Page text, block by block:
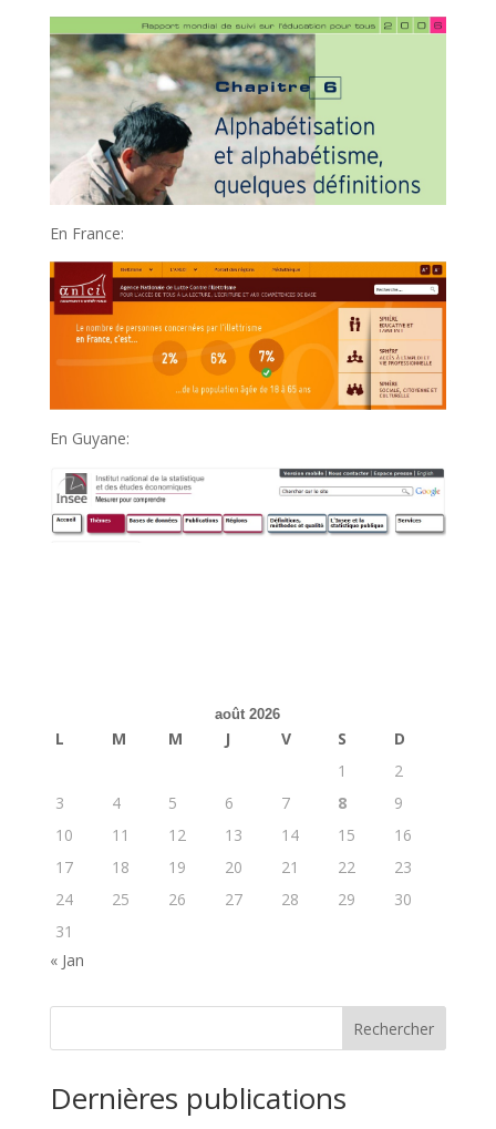
En France:
En Guyane:
août 2026
L M M J V S
D
1
2
3
4 5 6 7 8
9
10
11 12 13 14 15
16
17
18 19 20 21 22
23
24
25 26 27 28 29
30
31
« Jan
Rechercher
Dernières publications